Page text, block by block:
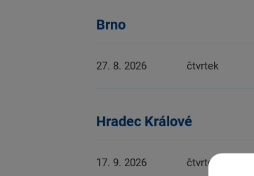
Brno
27. 8. 2026 čtvrtek
Hradec Králové
17. 9. 2026 čtvrtek